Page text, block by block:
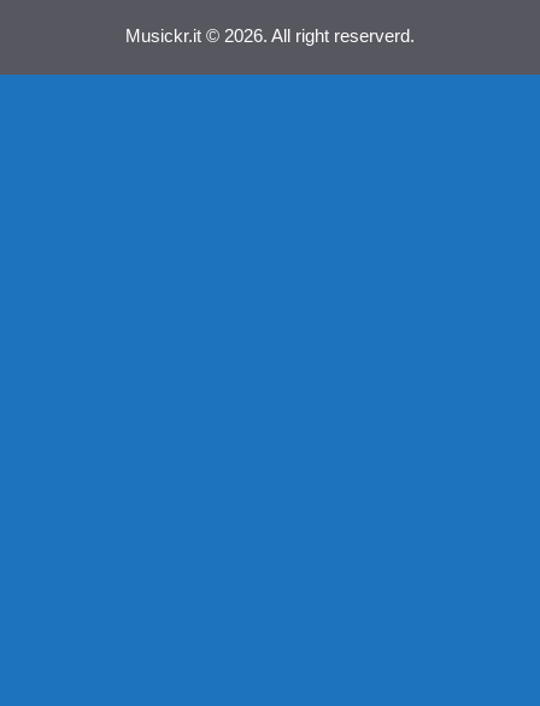
Musickr.it © 2026. All right reserverd.